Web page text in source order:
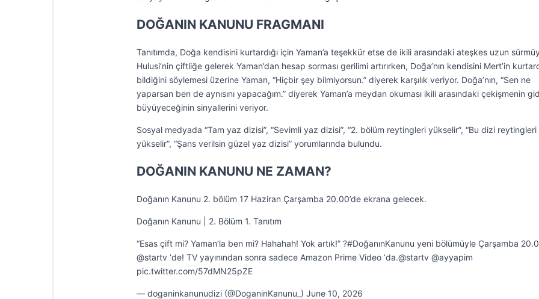
DOĞANIN KANUNU FRAGMANI
Tanıtımda, Doğa kendisini kurtardığı için Yaman’a teşekkür etse de ikili arasındaki ateşkes uzun
Hulusi’nin çiftliğe gelerek Yaman’dan hesap sorması gerilimi artırırken, Doğa’nın kendisini Mert’in
bildiğini söylemesi üzerine Yaman, “Hiçbir şey bilmiyorsun.” diyerek karşılık veriyor. Doğa’nın, “Sen ne
yaparsan ben de aynısını yapacağım.” diyerek Yaman’a meydan okuması ikili arasındaki çekişmenin
büyüyeceğinin sinyallerini veriyor.
Sosyal medyada “Tam yaz dizisi”, “Sevimli yaz dizisi”, “2. bölüm reytingleri yükselir”, “Bu dizi reytingleri
yükselir”, “Şans verilsin güzel yaz dizisi” yorumlarında bulundu.
DOĞANIN KANUNU NE ZAMAN?
Doğanın Kanunu 2. bölüm 17 Haziran Çarşamba 20.00’de ekrana gelecek.
Doğanın Kanunu | 2. Bölüm 1. Tanıtım
“Esas çift mi? Yaman’la ben mi? Hahahah! Yok artık!” ?#DoğanınKanunu yeni bölümüyle Çarşamba
@startv ‘de! TV yayınından sonra sadece Amazon Prime Video ‘da.@startv @ayyapim
pic.twitter.com/57dMN25pZE
— doganinkanunudizi (@DoganinKanunu_) June 10, 2026